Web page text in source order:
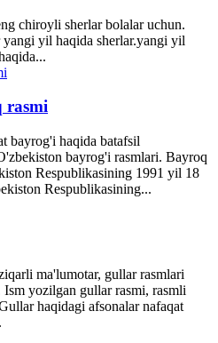
chiroyli sherlar bolalar uchun.
yil haqida sherlar.yangi yil
rasmi
bayrog'i haqida batafsil
bayrog'i rasmlari. Bayroq
Respublikasining 1991 yil 18
Respublikasining...
ma'lumotar, gullar rasmlari
yozilgan gullar rasmi, rasmli
haqidagi afsonalar nafaqat